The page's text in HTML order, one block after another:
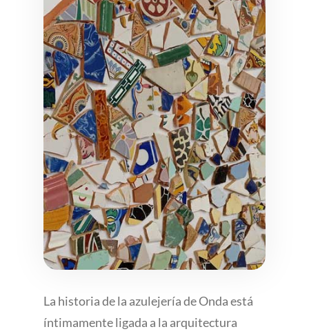
La historia de la azulejería de Onda está
íntimamente ligada a la arquitectura